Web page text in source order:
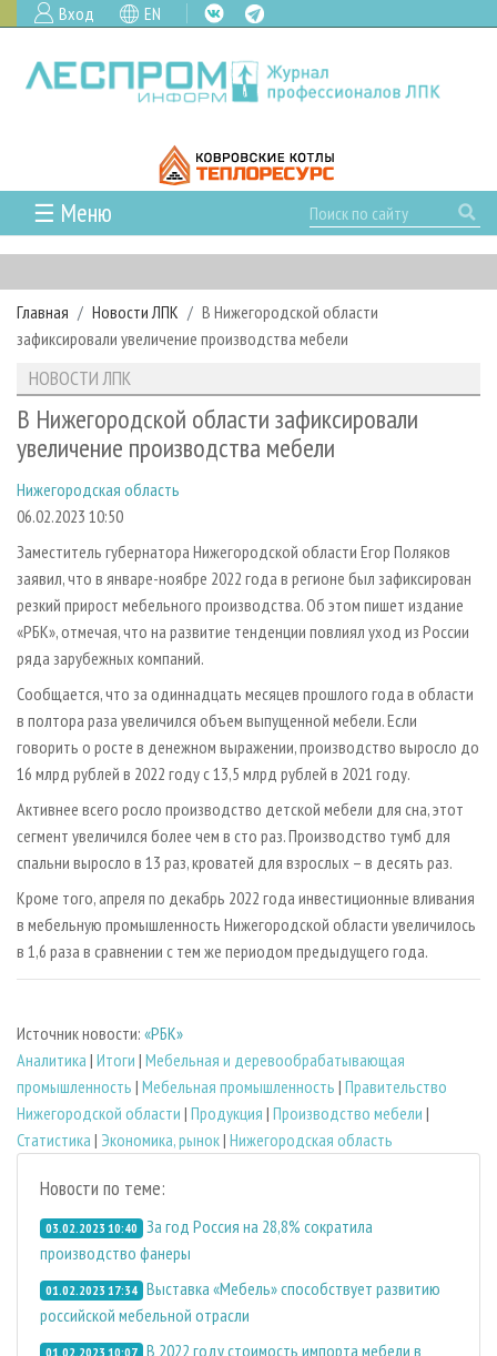
Вход EN
☰ Меню
ГЛАВНАЯ
РУБРИКИ И ТЕМЫ
РУБРИКИ ЖУРНАЛА
ЛЕСОЗАГОТОВКА
ЛЕСОПИЛЕНИЕ
СУШКА ДРЕВЕСИНЫ
ПРОИЗВОДСТВО ДРЕВЕСНЫХ ПЛИТ
ДЕРЕВЯННОЕ ДОМОСТРОЕНИЕ
ПРОИЗВОДСТВО МЕБЕЛИ
БИОЭНЕРГЕТИКА
ЦБП
ИНСТРУМЕНТ И МАТЕРИАЛЫ
НОВОСТИ
НОВОСТИ ЛПК
НОВОСТИ ЖУРНАЛА
ПРОЕКТЫ ЛПИ
АНАЛИТИКА
ПРЕДПРИЯТИЯ ЛПК
ПЕРСОНЫ
МОБИЛЬНЫЕ ВЫСТАВКИ
ОФИЦИАЛЬНЫЕ ДЕЛЕГАЦИИ
ПРИОРИТЕТНЫЕ ИНВЕСТПРОЕКТЫ
RUSSIAN FORESTRY REVIEW
ГАЗЕТА ЛЕСПРОМФОРУМ
БИБЛИОТЕКА СПЕЦИАЛИСТА
АРХИВ
АРХИВ ЖУРНАЛОВ
О ЖУРНАЛЕ
КОНТАКТЫ
РЕКЛАМОДАТЕЛЯМ
РЕКЛАМА
РЕКЛАМА НА САЙТЕ
Главная Новости ЛПК
В Нижегородской области
зафиксировали увеличение производства мебели
НОВОСТИ ЛПК
В Нижегородской области зафиксировали
увеличение производства мебели
Нижегородская область
06.02.2023 10:50
Заместитель губернатора Нижегородской области Егор Поляков
заявил, что в январе-ноябре 2022 года в регионе был зафиксирован
резкий прирост мебельного производства. Об этом пишет издание
«РБК», отмечая, что на развитие тенденции повлиял уход из России
ряда зарубежных компаний.
Сообщается, что за одиннадцать месяцев прошлого года в области
в полтора раза увеличился объем выпущенной мебели. Если
говорить о росте в денежном выражении, производство выросло до
16 млрд рублей в 2022 году с 13,5 млрд рублей в 2021 году.
Активнее всего росло производство детской мебели для сна, этот
сегмент увеличился более чем в сто раз. Производство тумб для
спальни выросло в 13 раз, кроватей для взрослых – в десять раз.
Кроме того, апреля по декабрь 2022 года инвестиционные вливания
в мебельную промышленность Нижегородской области увеличилось
в 1,6 раза в сравнении с тем же периодом предыдущего года.
Источник новости: «РБК»
Аналитика | Итоги | Мебельная и деревообрабатывающая
промышленность | Мебельная промышленность | Правительство
Нижегородской области | Продукция | Производство мебели |
Статистика | Экономика, рынок| Нижегородская область
Новости по теме:
03.02.2023 10:40 За год Россия на 28,8% сократила
производство фанеры
01.02.2023 17:34 Выставка «Мебель» способствует развитию
российской мебельной отрасли
01.02.2023 10:07 В 2022 году стоимость импорта мебели в